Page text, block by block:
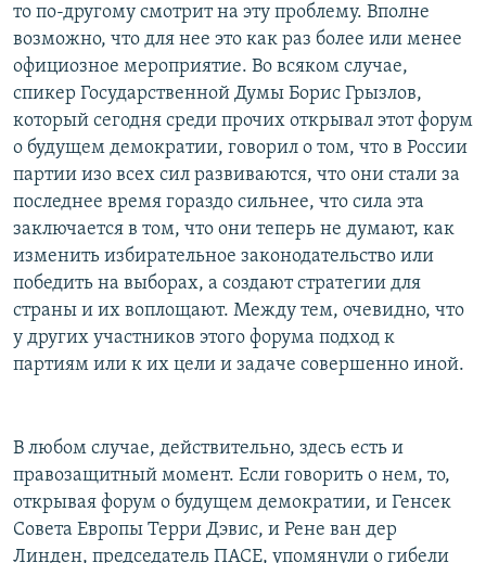
то по-другому смотрит на эту проблему. Вполне
возможно, что для нее это как раз более или менее
официозное мероприятие. Во всяком случае,
спикер Государственной Думы Борис Грызлов,
который сегодня среди прочих открывал этот форум
о будущем демократии, говорил о том, что в России
партии изо всех сил развиваются, что они стали за
последнее время гораздо сильнее, что сила эта
заключается в том, что они теперь не думают, как
изменить избирательное законодательство или
победить на выборах, а создают стратегии для
страны и их воплощают. Между тем, очевидно, что
у других участников этого форума подход к
партиям или к их цели и задаче совершенно иной.
В любом случае, действительно, здесь есть и
правозащитный момент. Если говорить о нем, то,
открывая форум о будущем демократии, и Генсек
Совета Европы Терри Дэвис, и Рене ван дер
Линден, председатель ПАСЕ, упомянули о гибели